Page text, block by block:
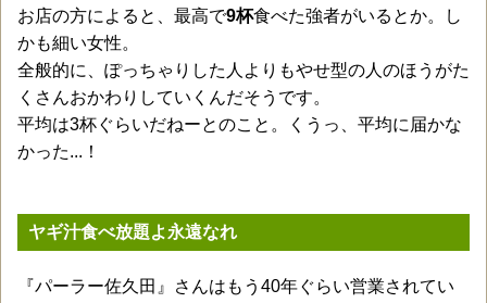
お店の方によると、最高で9杯食べた強者がいるとか。し
かも細い女性。
全般的に、ぽっちゃりした人よりもやせ型の人のほうがた
くさんおかわりしていくんだそうです。
平均は3杯ぐらいだねーとのこと。くうっ、平均に届かな
かった...！
ヤギ汁食べ放題よ永遠なれ
『パーラー佐久田』さんはもう40年ぐらい営業されてい